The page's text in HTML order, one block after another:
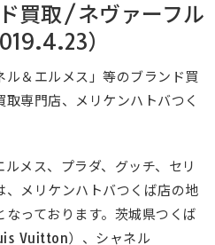
買取/ネヴァーフル
）
＆エルメス」等のブランド買
専門店、メリケンハトバつく
メス、プラダ、グッチ、セリ
メリケンハトバつくば店の地
っております。茨城県つくば
Vuitton）、シャネル